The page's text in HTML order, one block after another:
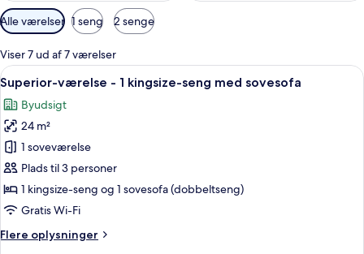
Tilgængelige
filtre
for
værelser
Alle værelser 1 seng 2 senge
Viser 7 ud af 7 værelser
Indlæs
alle
billeder
af
Superior-
værelse
-
1
seng
Et hotelværelse med en sofa, et lille
9
Superior-værelse - 1 kingsize-seng med sovesofa
Byudsigt
24 m²
1 soveværelse
Plads til 3 personer
1 kingsize-seng og 1 sovesofa (dobbeltseng)
Gratis Wi-Fi
Flere oplysninger
Flere